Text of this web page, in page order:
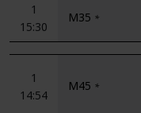
1
15:30
M35 *
1
14:54
M45 *